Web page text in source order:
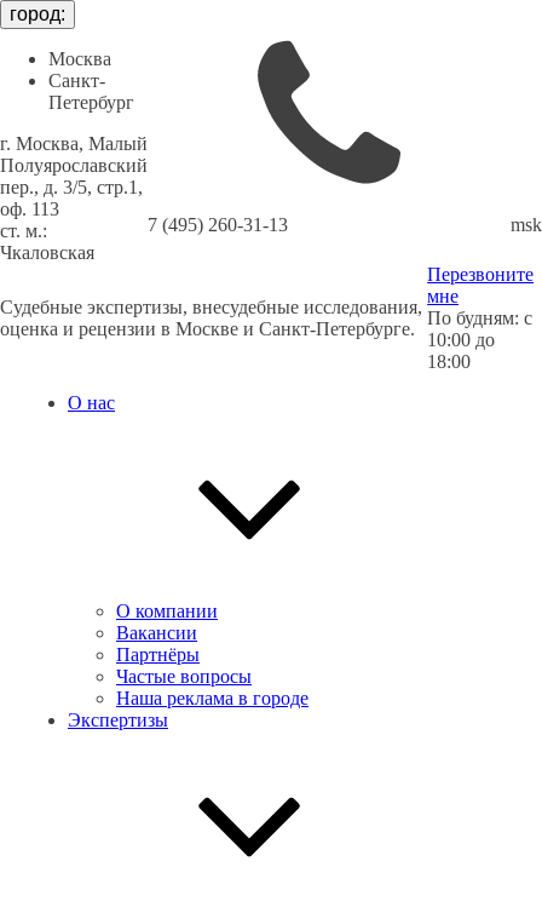
город:
Москва
Санкт-
Петербург
г. Москва, Малый
Полуярославский
пер., д. 3/5, стр.1,
оф. 113
cт. м.:
Чкаловская
7 (495) 260-31-13
Судебные экспертизы, внесудебные исследования,
оценка и рецензии в Москве и Санкт-Петербурге.
Перезвоните
мне
По будням: с
10:00 до
18:00
О нас
О компании
Вакансии
Партнёры
Частые вопросы
Наша реклама в городе
Экспертизы